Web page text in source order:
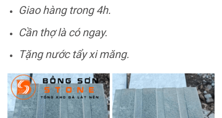
Giao hàng trong 4h.
Cần thợ là có ngay.
Tặng nước tẩy xi măng.